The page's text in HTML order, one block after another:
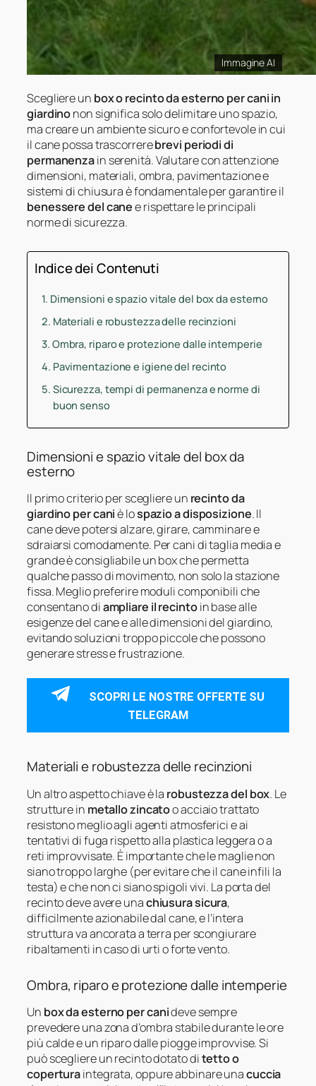
Immagine AI
Scegliere un box o recinto da esterno per cani in
giardinonon significa solo delimitare uno spazio,
ma creare un ambiente sicuro e confortevole in cui
il cane possa trascorrerebrevi periodi di
permanenzain serenità. Valutare con attenzione
dimensioni, materiali, ombra, pavimentazione e
sistemi di chiusura è fondamentale per garantire il
benessere del canee rispettare le principali
norme di sicurezza.
Indice dei Contenuti
Dimensioni e spazio vitale del box da esterno
Materiali e robustezza delle recinzioni
Ombra, riparo e protezione dalle intemperie
Pavimentazione e igiene del recinto
Sicurezza, tempi di permanenza e norme di
buon senso
Dimensioni e spazio vitale del box da
esterno
Il primo criterio per scegliere un recinto da
giardino per caniè lospazio a disposizione. Il
cane deve potersi alzare, girare, camminare e
sdraiarsi comodamente. Per cani di taglia media e
grande è consigliabile un box che permetta
qualche passo di movimento, non solo la stazione
fissa. Meglio preferire moduli componibili che
consentano diampliare il recintoin base alle
esigenze del cane e alle dimensioni del giardino,
evitando soluzioni troppo piccole che possono
generare stress e frustrazione.
SCOPRI LE NOSTRE OFFERTE SU
TELEGRAM
Materiali e robustezza delle recinzioni
Un altro aspetto chiave è la robustezza del box. Le
strutture in metallo zincatoo acciaio trattato
resistono meglio agli agenti atmosferici e ai
tentativi di fuga rispetto alla plastica leggera o a
reti improvvisate. È importante che le maglie non
siano troppo larghe (per evitare che il cane infili la
testa) e che non ci siano spigoli vivi. La porta del
recinto deve avere unachiusura sicura,
difficilmente azionabile dal cane, e l’intera
struttura va ancorata a terra per scongiurare
ribaltamenti in caso di urti o forte vento.
Ombra, riparo e protezione dalle intemperie
Un box da esterno per canideve sempre
prevedere una zona d’ombra stabile durante le ore
più calde e un riparo dalle piogge improvvise. Si
può scegliere un recinto dotato ditetto o
coperturaintegrata, oppure abbinare unacuccia